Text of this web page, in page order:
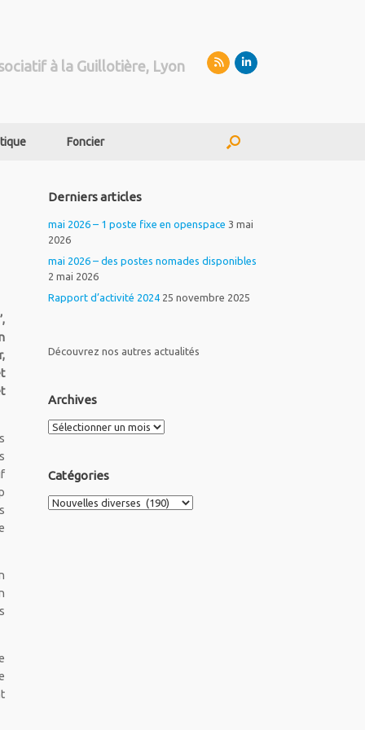
à la Guillotière, Lyon
Foncier
Derniers articles
mai 2026 – 1 poste fixe en openspace 3 mai
2026
mai 2026 – des postes nomades disponibles
2 mai 2026
Rapport d’activité 2024 25 novembre 2025
Découvrez nos autres actualités
Archives
Archives
Catégories
Catégories